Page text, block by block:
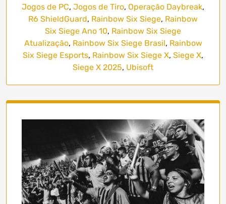
Jogos de PC, Jogos de Tiro, Operação Daybreak,
R6 ShieldGuard, Rainbow Six Siege, Rainbow
Six Siege Ano 10, Rainbow Six Siege
Atualização, Rainbow Six Siege Brasil, Rainbow
Six Siege Esports, Rainbow Six Siege X, Siege X,
Siege X 2025, Ubisoft